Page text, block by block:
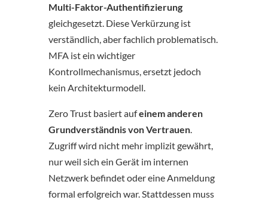
Multi-Faktor-Authentifizierung
gleichgesetzt. Diese Verkürzung ist
verständlich, aber fachlich problematisch.
MFA ist ein wichtiger
Kontrollmechanismus, ersetzt jedoch
kein Architekturmodell.
Zero Trust basiert aufeinem anderen
Grundverständnis von Vertrauen.
Zugriff wird nicht mehr implizit gewährt,
nur weil sich ein Gerät im internen
Netzwerk befindet oder eine Anmeldung
formal erfolgreich war. Stattdessen muss